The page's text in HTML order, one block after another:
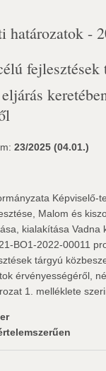
határozatok -
23/2025 (04.01.)
Képviselő-
Malom és
kialakítása Vadna
BO1-2022-00011
tárgyú
érvényességéről,
1. melléklete